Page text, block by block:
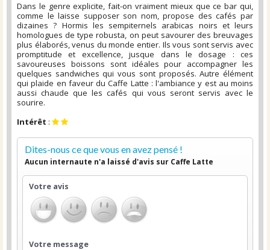
Dans le genre explicite, fait-on vraiment mieux que ce bar qui,
comme le laisse supposer son nom, propose des cafés par
dizaines ? Hormis les sempiternels arabicas noirs et leurs
homologues de type robusta, on peut savourer des breuvages
plus élaborés, venus du monde entier. Ils vous sont servis avec
promptitude et excellence, jusque dans le dosage : ces
savoureuses boissons sont idéales pour accompagner les
quelques sandwiches qui vous sont proposés. Autre élément
qui plaide en faveur du Caffe Latte : l'ambiance y est au moins
aussi chaude que les cafés qui vous seront servis avec le
sourire.
Intérêt :
Dites-nous ce que vous en avez pensé !
Aucun internaute n'a laissé d'avis sur Caffe Latte
Votre avis
Votre message